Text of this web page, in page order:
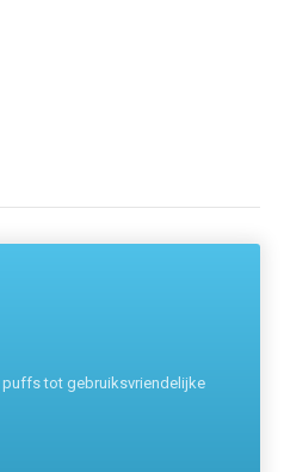
tot gebruiksvriendelijke